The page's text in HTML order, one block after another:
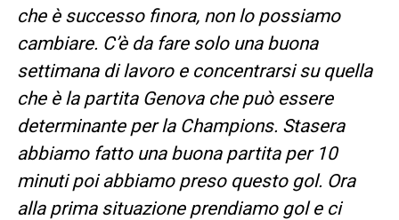
che è successo finora, non lo possiamo
cambiare. C’è da fare solo una buona
settimana di lavoro e concentrarsi su quella
che è la partita Genova che può essere
determinante per la Champions. Stasera
abbiamo fatto una buona partita per 10
minuti poi abbiamo preso questo gol. Ora
alla prima situazione prendiamo gol e ci